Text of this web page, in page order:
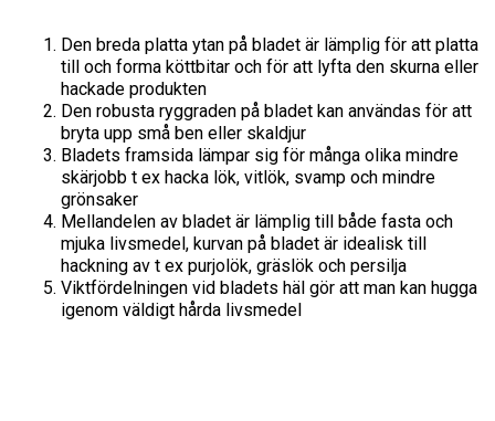
Den breda platta ytan på bladet är lämplig för att platta
till och forma köttbitar och för att lyfta den skurna eller
hackade produkten
Den robusta ryggraden på bladet kan användas för att
bryta upp små ben eller skaldjur
Bladets framsida lämpar sig för många olika mindre
skärjobb t ex hacka lök, vitlök, svamp och mindre
grönsaker
Mellandelen av bladet är lämplig till både fasta och
mjuka livsmedel, kurvan på bladet är idealisk till
hackning av t ex purjolök, gräslök och persilja
Viktfördelningen vid bladets häl gör att man kan hugga
igenom väldigt hårda livsmedel